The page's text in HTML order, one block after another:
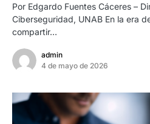
Por Edgardo Fuentes Cáceres –
Ciberseguridad, UNAB En la era
compartir…
admin
4 de mayo de 2026